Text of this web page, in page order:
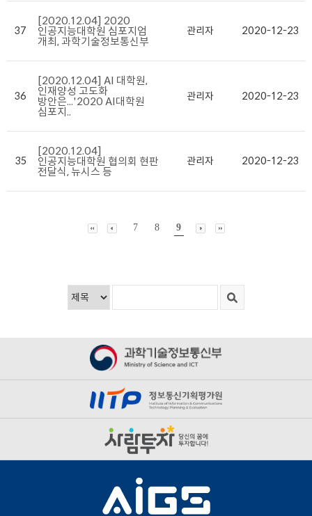
37
[2020.12.04] 2020
인공지능대학원 심포지엄
개최, 과학기술정보통신부
관리자 2020-12-23
36
[2020.12.04] AI 대학원,
인재양성 고도화
방안은...'2020 AI대학원
심포지..
관리자 2020-12-23
35
[2020.12.04]
인공지능대학원 협의회 현판
전달식, 뉴시스 등
관리자 2020-12-23
7 8 9